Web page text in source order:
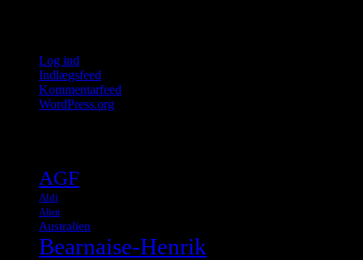
Log ind
Indlægsfeed
Kommentarfeed
WordPress.org
AGF
Aldi
Alien
Australien
Bearnaise-Henrik